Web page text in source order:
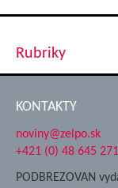
Rubriky
KONTAKTY
noviny@zelpo.sk
+421 (0) 48 645
PODBREZOVAN